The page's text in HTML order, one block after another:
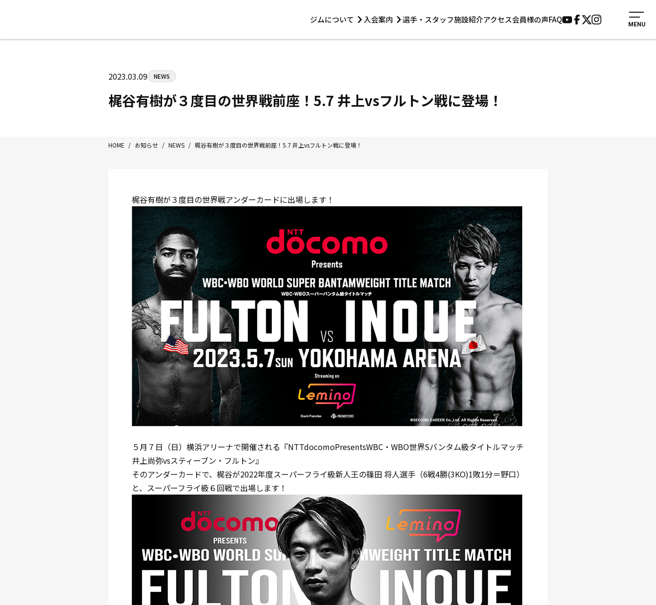
ジムについて 入会案内 選手・スタッフ施設紹介アクセス会員様の声FAQ MENU
Tel/Fax：042-622-7222
選手・スタッフ
アクセス
2023.03.09 NEWS
梶谷有樹が３度目の世界戦前座！5.7 井上vsフルトン戦に登場！
HOME / お知らせ / NEWS / 梶谷有樹が３度目の世界戦前座！5.7 井上vsフルトン戦に登場！
梶谷有樹が３度目の世界戦アンダーカードに出場します！
５月７日（日）横浜アリーナで開催される『NTTdocomoPresentsWBC・WBO世界Sバンタム級タイトルマッチ
井上尚弥vsスティーブン・フルトン』
そのアンダーカードで、梶谷が2022年度スーパーフライ級新人王の篠田 将人選手（6戦4勝(3KO)1敗1分＝野口）
と、スーパーフライ級６回戦で出場します！